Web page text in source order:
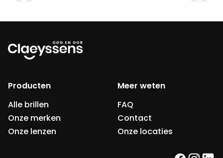
Producten
Alle brillen
Onze merken
Onze lenzen
Meer weten
FAQ
Contact
Onze locaties